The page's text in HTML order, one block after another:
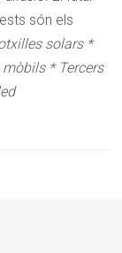
són els
solars *
mòbils * Tercers